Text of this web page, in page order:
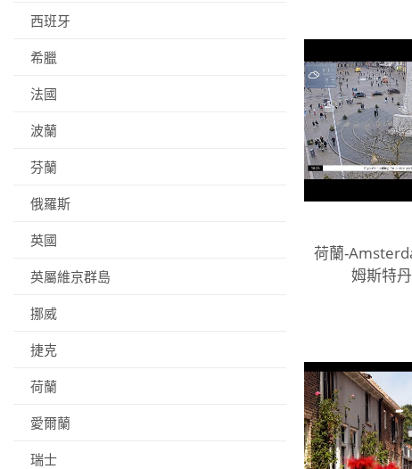
荷蘭-
姆斯特
西班牙
希臘
法國
波蘭
芬蘭
俄羅斯
英國
英屬維京群島
挪威
捷克
荷蘭
愛爾蘭
瑞士